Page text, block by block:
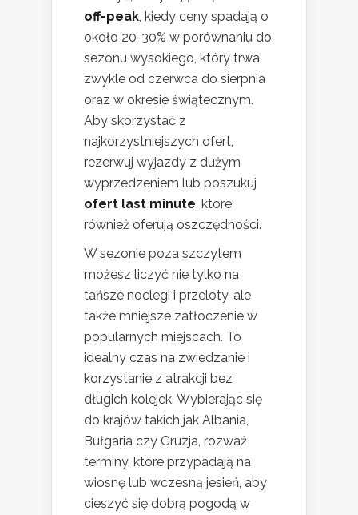
off-peak , kiedy ceny spadają o
około 20-30% w porównaniu do
sezonu wysokiego, który trwa
zwykle od czerwca do sierpnia
oraz w okresie świątecznym.
Aby skorzystać z
najkorzystniejszych ofert,
rezerwuj wyjazdy z dużym
wyprzedzeniem lub poszukuj
ofert last minute , które
również oferują oszczędności.
W sezonie poza szczytem
możesz liczyć nie tylko na
tańsze noclegi i przeloty, ale
także mniejsze zatłoczenie w
popularnych miejscach. To
idealny czas na zwiedzanie i
korzystanie z atrakcji bez
długich kolejek. Wybierając się
do krajów takich jak Albania,
Bułgaria czy Gruzja, rozważ
terminy, które przypadają na
wiosnę lub wczesną jesień, aby
cieszyć się dobrą pogodą w